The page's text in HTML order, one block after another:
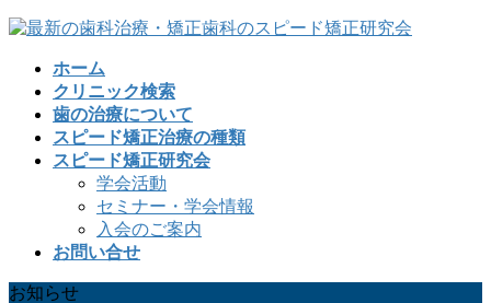
コ
ナ
ホーム
クリニック検索
歯の治療について
スピード矯正治療の種類
スピード矯正研究会
学会活動
セミナー・学会情報
入会のご案内
お問い合せ
お知らせ